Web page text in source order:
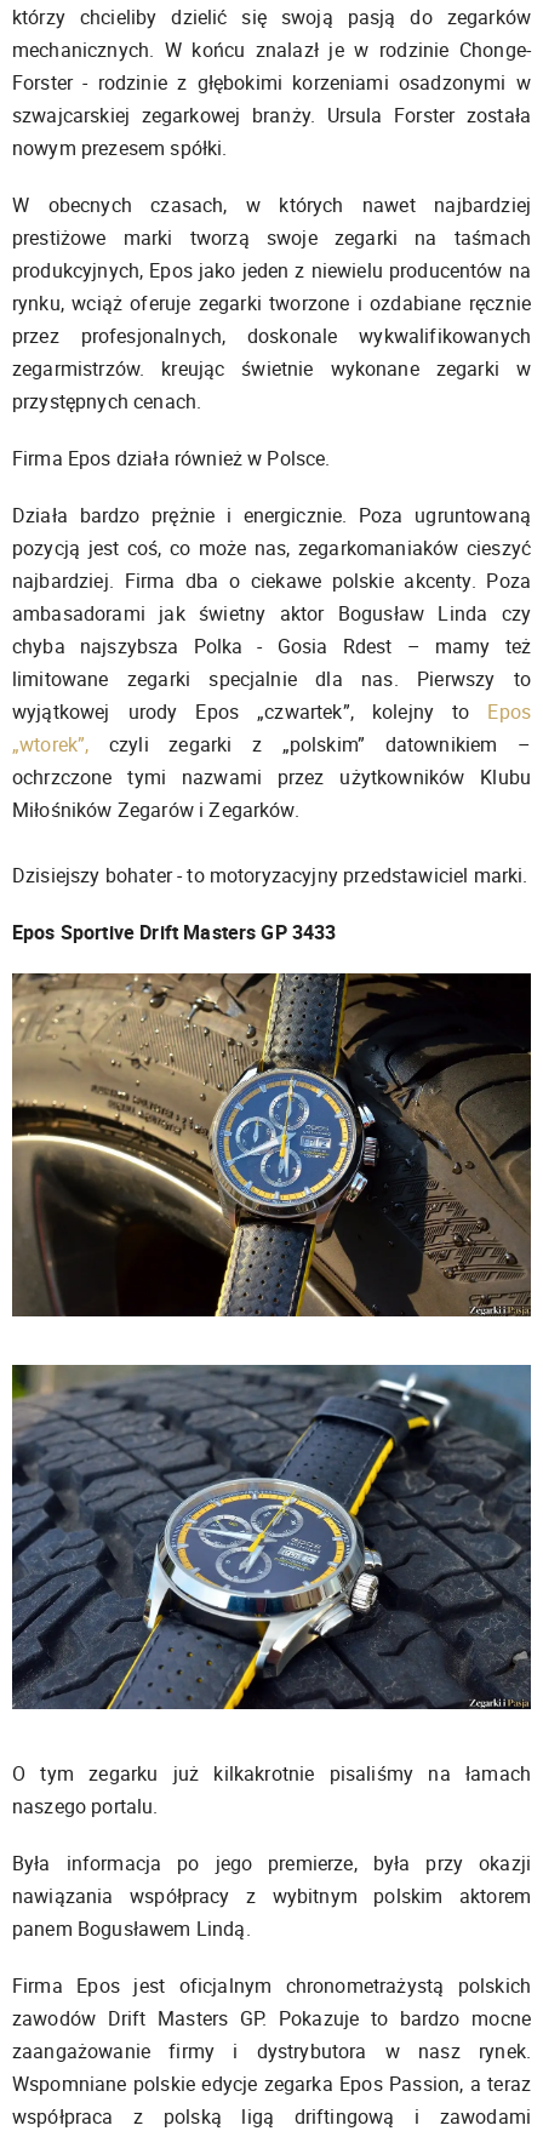
którzy chcieliby dzielić się swoją pasją do zegarków
mechanicznych. W końcu znalazł je w rodzinie Chonge-
Forster - rodzinie z głębokimi korzeniami osadzonymi w
szwajcarskiej zegarkowej branży. Ursula Forster została
nowym prezesem spółki.
W obecnych czasach, w których nawet najbardziej
prestiżowe marki tworzą swoje zegarki na taśmach
produkcyjnych, Epos jako jeden z niewielu producentów na
rynku, wciąż oferuje zegarki tworzone i ozdabiane ręcznie
przez profesjonalnych, doskonale wykwalifikowanych
zegarmistrzów. kreując świetnie wykonane zegarki w
przystępnych cenach.
Firma Epos działa również w Polsce.
Działa bardzo prężnie i energicznie. Poza ugruntowaną
pozycją jest coś, co może nas, zegarkomaniaków cieszyć
najbardziej. Firma dba o ciekawe polskie akcenty. Poza
ambasadorami jak świetny aktor Bogusław Linda czy
chyba najszybsza Polka - Gosia Rdest – mamy też
limitowane zegarki specjalnie dla nas. Pierwszy to
wyjątkowej urody Epos „czwartek”, kolejny to Epos
„wtorek”, czyli zegarki z „polskim” datownikiem –
ochrzczone tymi nazwami przez użytkowników Klubu
Miłośników Zegarów i Zegarków.
Dzisiejszy bohater - to motoryzacyjny przedstawiciel marki.
Epos Sportive Drift Masters GP 3433
O tym zegarku już kilkakrotnie pisaliśmy na łamach
naszego portalu.
Była informacja po jego premierze, była przy okazji
nawiązania współpracy z wybitnym polskim aktorem
panem Bogusławem Lindą.
Firma Epos jest oficjalnym chronometrażystą polskich
zawodów Drift Masters GP. Pokazuje to bardzo mocne
zaangażowanie firmy i dystrybutora w nasz rynek.
Wspomniane polskie edycje zegarka Epos Passion, a teraz
współpraca z polską ligą driftingową i zawodami